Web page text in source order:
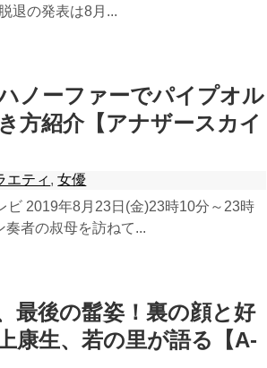
退の発表は8月...
ノーファーでパイプオル
方紹介【アナザースカイ
エティ ,女優
ビ 2019年8月23日(金)23時10分～23時
者の叔母を訪ねて...
最後の髷姿！裏の顔と好
康生、若の里が語る【A-